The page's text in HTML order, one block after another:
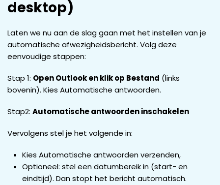
desktop)
Laten we nu aan de slag gaan met het instellen van je
automatische afwezigheidsbericht. Volg deze
eenvoudige stappen:
Stap 1: Open Outlook en klik op Bestand (links
bovenin). Kies Automatische antwoorden.
Stap2: Automatische antwoorden inschakelen
Vervolgens stel je het volgende in:
Kies Automatische antwoorden verzenden,
Optioneel: stel een datumbereik in (start- en
eindtijd). Dan stopt het bericht automatisch.